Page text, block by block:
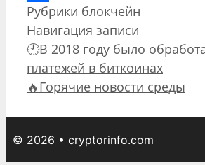
Отправить
Рубрики блокчейн
Навигация записи
🕙В 2018 году было
платежей в биткоинах
​​🔥Горячие новости среды
© 2026 • cryptorinfo.com